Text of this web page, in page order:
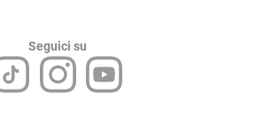
Seguici su